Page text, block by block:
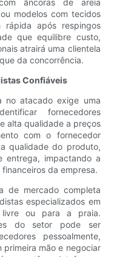
âncoras de areia
modelos com tecidos
rápida após respingos
que equilibre custo,
atrairá uma clientela
da concorrência.
Confiáveis
no atacado exige uma
fornecedores
alta qualidade a preços
com o fornecedor
qualidade do produto,
entrega, impactando a
da empresa.
de mercado completa
especializados em
ou para a praia.
do setor pode ser
pessoalmente,
mão e negociar